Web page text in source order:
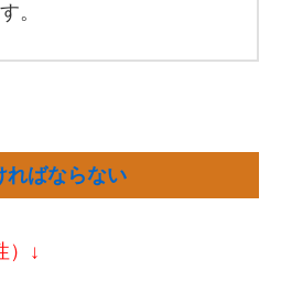
。
ればならない
）↓